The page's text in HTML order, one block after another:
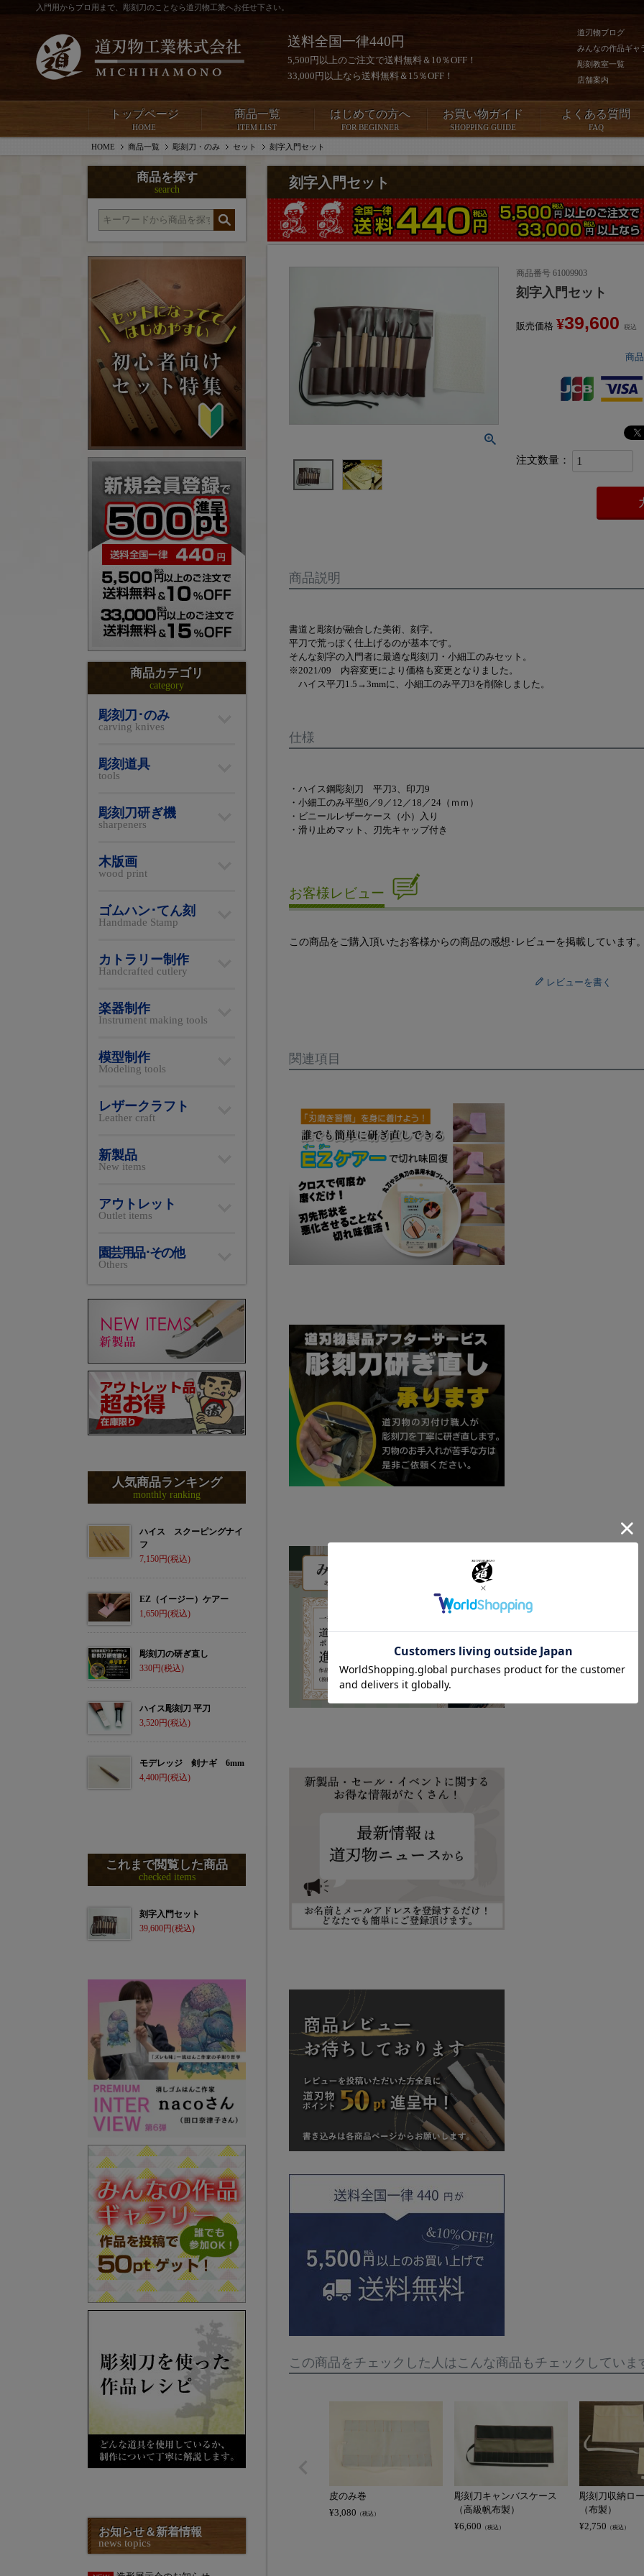
入門用からプロ用まで、彫刻刀のことなら道刃物工業へお任せ下さい。
送料全国一律440円
5,500円以上のご注文で送料無料＆10％OFF！
33,000円以上なら送料無料＆15％OFF！
道刃物ブログ
みんなの作品ギャ
彫刻教室一覧
店舗案内
トップページ
HOME
商品一覧
ITEM LIST
はじめての方へ
FOR BEGINNER
お買い物ガイド
SHOPPING GUIDE
よくある質問
FAQ
HOME 商品一覧 彫刻刀・のみ セット 刻字入門セット
刻字入門セット
商品番号 61009903
刻字入門セット
販売価格 ¥39,600 税込
商
商品説明
書道と彫刻が融合した美術、刻字。
平刀で荒っぽく仕上げるのが基本です。
そんな刻字の入門者に最適な彫刻刀・小細工のみセット。
※2021/09 内容変更により価格も変更となりました。
ハイス平刀1.5→3mmに、小細工のみ平刀3を削除しました。
仕様
・ハイス鋼彫刻刀 平刀3、印刀9
・小細工のみ平型6／9／12／18／24（ｍｍ）
・ビニールレザーケース（小）入り
・滑り止めマット、刃先キャップ付き
お客様レビュー
この商品をご購入頂いたお客様からの商品の感想･レビューを掲載しています
レビューを書く
関連項目
この商品をチェックした人はこんな商品もチェックしていま
皮のみ巻
¥3,080 （税込）
彫刻刀キャンバスケース
（高級帆布製）
¥6,600 （税込）
彫刻刀収納ロ
（布製）
¥2,750 （税込）
商品を探す
search
商品カテゴリ
category
彫刻刀･のみ
carving knives
彫刻道具
tools
彫刻刀研ぎ機
sharpeners
木版画
wood print
ゴムハン･てん刻
Handmade Stamp
カトラリー制作
Handcrafted cutlery
楽器制作
Instrument making tools
模型制作
Modeling tools
レザークラフト
Leather craft
新製品
New items
アウトレット
Outlet items
園芸用品･その他
Others
人気商品ランキング
monthly ranking
ハイス スクーピングナイ
フ
7,150
EZ（イージー）ケアー
1,650
彫刻刀の研ぎ直し
330
ハイス彫刻刀 平刀
3,520
モデレッジ 剣ナギ 6mm
4,400
これまで閲覧した商品
checked items
刻字入門セット
39,600
お知らせ＆新着情報
news topics